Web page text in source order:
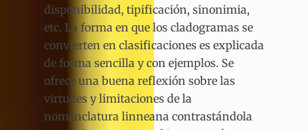
disponibilidad, tipificación, sinonimia,
etc. La forma en que los cladogramas se
convierten en clasificaciones es explicada
de forma sencilla y con ejemplos. Se
ofrece una buena reflexión sobre las
virtudes y limitaciones de la
nomenclatura linneana contrastándola